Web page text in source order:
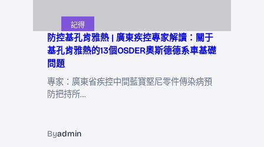
記得
防控基孔肯雅熱 | 廣東疾控專家解讀：關于
基孔肯雅熱的13個OSDER奧斯德德系車基礎
問題
專家：廣東省疾控中間藍寶堅尼零件傳染病預
防把持所…
Byadmin